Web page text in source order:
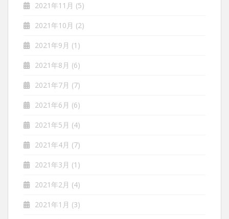
2021年11月 (5)
2021年10月 (2)
2021年9月 (1)
2021年8月 (6)
2021年7月 (7)
2021年6月 (6)
2021年5月 (4)
2021年4月 (7)
2021年3月 (1)
2021年2月 (4)
2021年1月 (3)